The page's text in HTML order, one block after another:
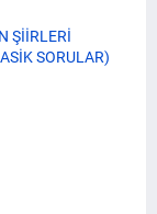
ŞİİRLERİ
SORULAR)